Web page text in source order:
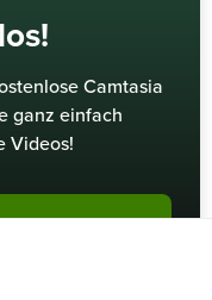
Camtasia
ganz einfach
Videos!